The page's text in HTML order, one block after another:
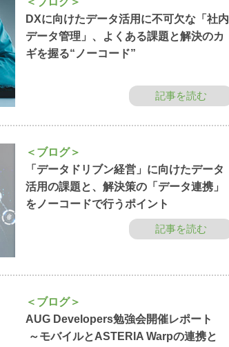
DXに向けたデータ活用に不可欠な「社内
データ管理」、よくある課題と解決のカ
ギを握る“ノーコード”
記事を読む
＜ブログ＞
「データドリブン経営」に向けたデータ
活用の課題と、解決策の「データ連携」
をノーコードで行うポイント
記事を読む
＜ブログ＞
AUG Developers勉強会開催レポート
～モバイルとASTERIA Warpの連携と